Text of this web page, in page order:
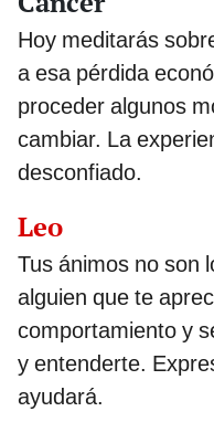
Hoy meditarás
a esa pérdida
proceder algunos
cambiar. La
desconfiado.
Leo
Tus ánimos no son
alguien que te
comportamiento y
y entenderte.
ayudará.